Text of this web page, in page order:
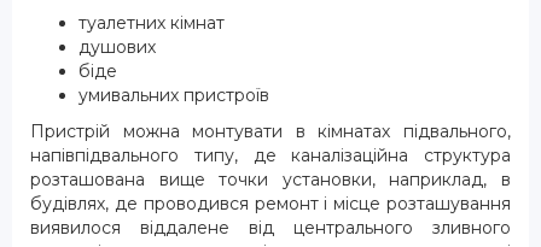
туалетних кімнат
душових
біде
умивальних пристроїв
Пристрій можна монтувати в кімнатах підвального,
напівпідвального типу, де каналізаційна структура
розташована вище точки установки, наприклад, в
будівлях, де проводився ремонт і місце розташування
виявилося віддалене від центрального зливного